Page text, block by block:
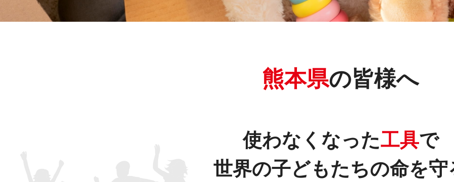
熊本県の皆様へ
使わなくなった工具で
世界の子どもたちの命を守